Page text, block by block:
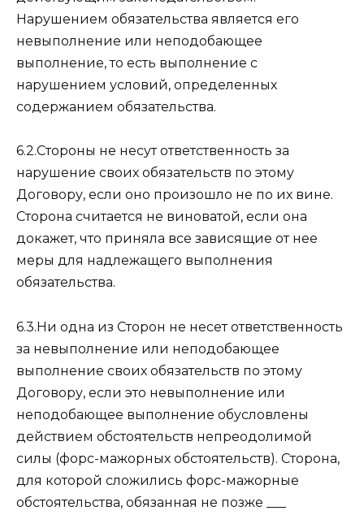
Нарушением обязательства является его
невыполнение или неподобающее
выполнение, то есть выполнение с
нарушением условий, определенных
содержанием обязательства.
6.2.Стороны не несут ответственность за
нарушение своих обязательств по этому
Договору, если оно произошло не по их вине.
Сторона считается не виноватой, если она
докажет, что приняла все зависящие от нее
меры для надлежащего выполнения
обязательства.
6.3.Ни одна из Сторон не несет ответственность
за невыполнение или неподобающее
выполнение своих обязательств по этому
Договору, если это невыполнение или
неподобающее выполнение обусловлены
действием обстоятельств непреодолимой
силы (форс-мажорных обстоятельств). Сторона,
для которой сложились форс-мажорные
обстоятельства, обязанная не позже ___